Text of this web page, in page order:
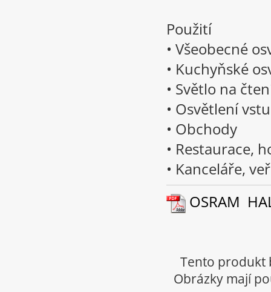
Použití
• Všeobecné
• Kuchyňské
• Světlo na
• Osvětlení
• Obchody
• Restaurace,
• Kanceláře,
OSRAM
Tento produkt
Obrázky mají